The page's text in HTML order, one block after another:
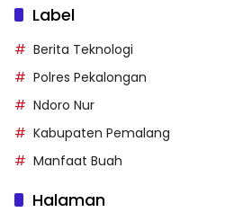
Label
Berita Teknologi
Polres Pekalongan
Ndoro Nur
Kabupaten Pemalang
Manfaat Buah
Halaman